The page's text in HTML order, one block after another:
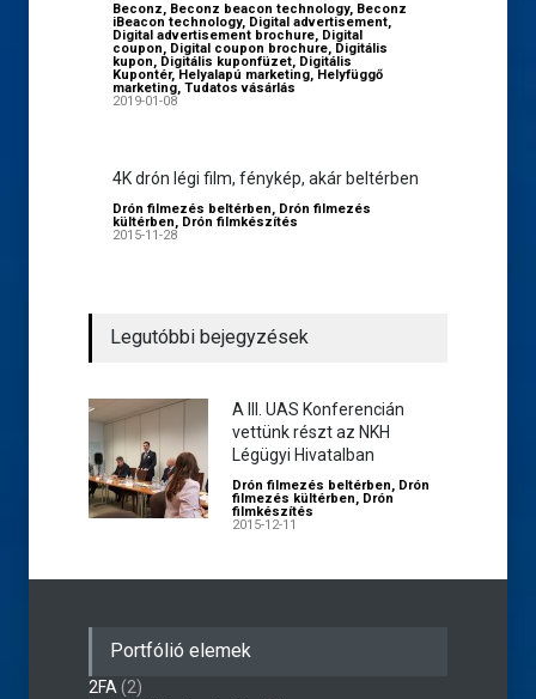
Beconz, Beconz beacon technology, Beconz
iBeacon technology, Digital advertisement,
Digital advertisement brochure, Digital
coupon, Digital coupon brochure, Digitális
kupon, Digitális kuponfüzet, Digitális
Kupontér, Helyalapú marketing, Helyfüggő
marketing, Tudatos vásárlás
2019-01-08
4K drón légi film, fénykép, akár beltérben
Drón filmezés beltérben, Drón filmezés
kültérben, Drón filmkészítés
2015-11-28
Legutóbbi bejegyzések
A III. UAS Konferencián
vettünk részt az NKH
Légügyi Hivatalban
Drón filmezés beltérben, Drón
filmezés kültérben, Drón
filmkészítés
2015-12-11
Portfólió elemek
2FA (2)